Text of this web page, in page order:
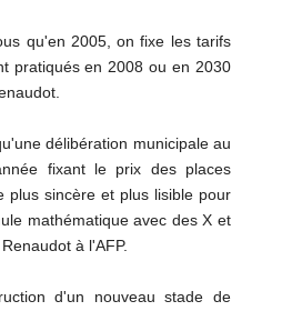
qu'en 2005, on fixe les tarifs
pratiqués en 2008 ou en 2030
délibération municipale au
fixant le prix des places
plus sincère et plus lisible pour
mathématique avec des X et
à l'AFP.
d'un nouveau stade de